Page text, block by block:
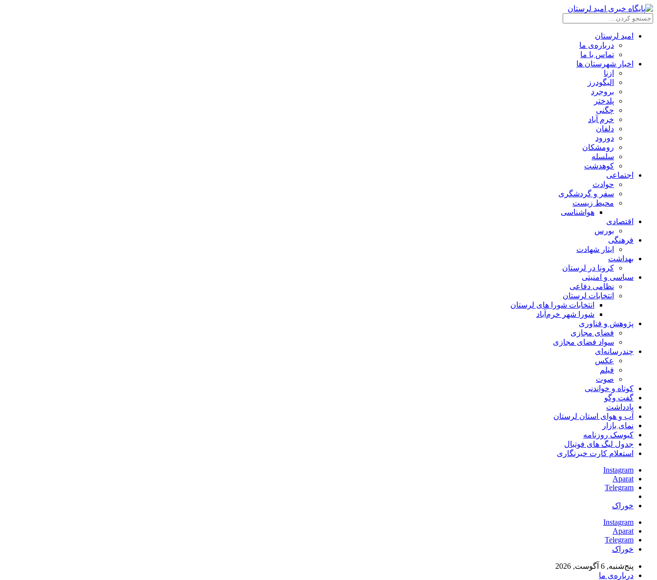
امید لرستان
درباره‌ی ما
تماس با ما
اخبار شهرستان ها
ازنا
الیگودرز
بروجرد
پلدختر
چگنی
خرم آباد
دلفان
دورود
رومشکان
سلسله
کوهدشت
اجتماعی
حوادث
سفر و گردشگری
محیط زیست
هواشناسی
اقتصادی
بورس
فرهنگی
ایثار شهادت
بهداشت
کرونا در لرستان
سیاسی و امنیتی
نظامی دفاعی
انتخابات لرستان
انتخابات شورا های لرستان
شورا شهر خرم‌آباد
پژوهش و فناوری
فضای مجازی
سواد فضای مجازی
چندرسانه‌ای
عكس
فیلم
صوت
کوتاه و خواندنی
گفت وگو
یادداشت
آب و هوای استان لرستان
نمای بازار
کیوسک روزنامه
جدول لیگ های فوتبال
استعلام کارت خبرنگاری
Instagram
Aparat
Telegram
خوراک
Instagram
Aparat
Telegram
خوراک
پنج‌شنبه, 6 آگوست, 2026
درباره‌ی ما